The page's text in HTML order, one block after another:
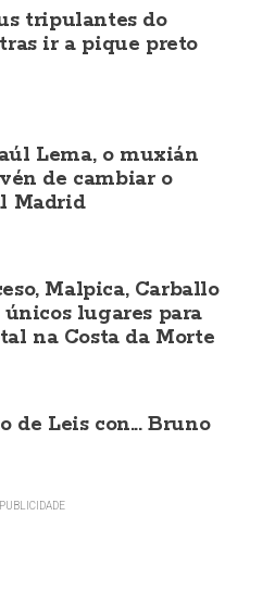
tripulantes do
ir a pique preto
Lema, o muxián
de cambiar o
Madrid
Malpica, Carballo
únicos lugares para
na Costa da Morte
de Leis con... Bruno